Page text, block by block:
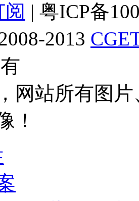
阅 | 粤ICP备
2013
网站所有图
！